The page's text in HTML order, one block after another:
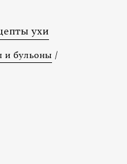
ухи
и бульоны /